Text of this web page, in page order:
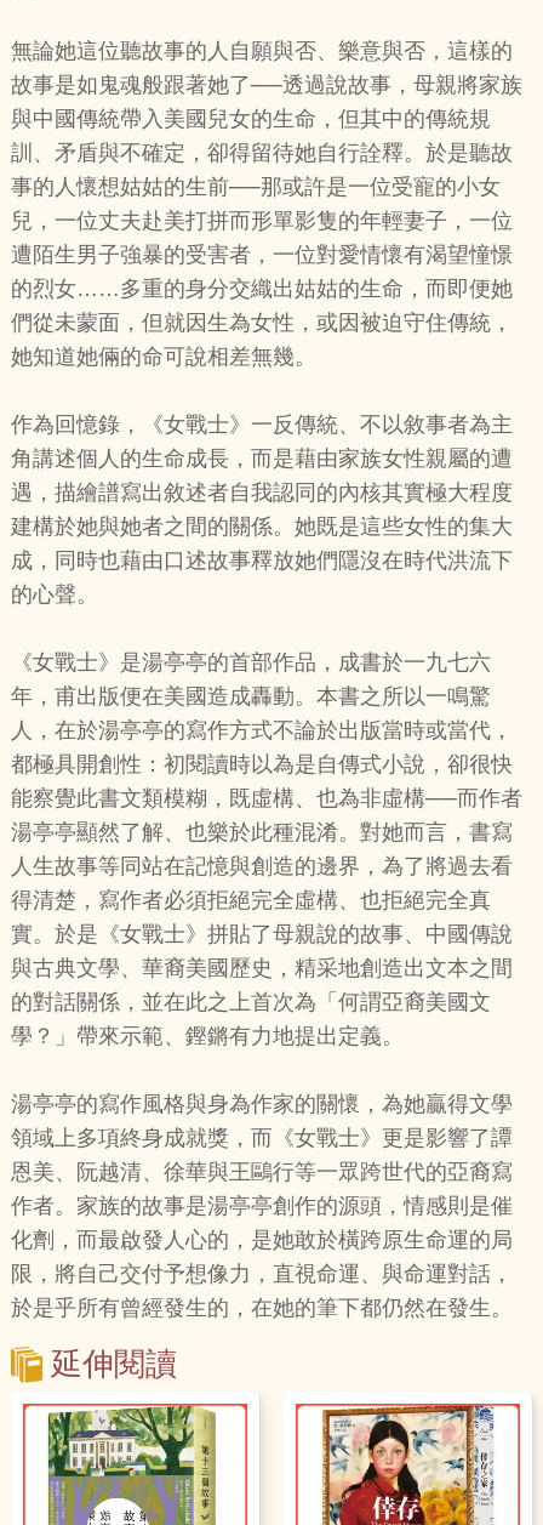
無論她這位聽故事的人自願與否、樂意與否，這樣的
故事是如鬼魂般跟著她了──透過說故事，母親將家族
與中國傳統帶入美國兒女的生命，但其中的傳統規
訓、矛盾與不確定，卻得留待她自行詮釋。於是聽故
事的人懷想姑姑的生前──那或許是一位受寵的小女
兒，一位丈夫赴美打拼而形單影隻的年輕妻子，一位
遭陌生男子強暴的受害者，一位對愛情懷有渴望憧憬
的烈女……多重的身分交織出姑姑的生命，而即便她
們從未蒙面，但就因生為女性，或因被迫守住傳統，
她知道她倆的命可說相差無幾。
作為回憶錄，《女戰士》一反傳統、不以敘事者為主
角講述個人的生命成長，而是藉由家族女性親屬的遭
遇，描繪譜寫出敘述者自我認同的內核其實極大程度
建構於她與她者之間的關係。她既是這些女性的集大
成，同時也藉由口述故事釋放她們隱沒在時代洪流下
的心聲。
《女戰士》是湯亭亭的首部作品，成書於一九七六
年，甫出版便在美國造成轟動。本書之所以一鳴驚
人，在於湯亭亭的寫作方式不論於出版當時或當代，
都極具開創性：初閱讀時以為是自傳式小說，卻很快
能察覺此書文類模糊，既虛構、也為非虛構──而作者
湯亭亭顯然了解、也樂於此種混淆。對她而言，書寫
人生故事等同站在記憶與創造的邊界，為了將過去看
得清楚，寫作者必須拒絕完全虛構、也拒絕完全真
實。於是《女戰士》拼貼了母親說的故事、中國傳說
與古典文學、華裔美國歷史，精采地創造出文本之間
的對話關係，並在此之上首次為「何謂亞裔美國文
學？」帶來示範、鏗鏘有力地提出定義。
湯亭亭的寫作風格與身為作家的關懷，為她贏得文學
領域上多項終身成就獎，而《女戰士》更是影響了譚
恩美、阮越清、徐華與王鷗行等一眾跨世代的亞裔寫
作者。家族的故事是湯亭亭創作的源頭，情感則是催
化劑，而最啟發人心的，是她敢於橫跨原生命運的局
限，將自己交付予想像力，直視命運、與命運對話，
於是乎所有曾經發生的，在她的筆下都仍然在發生。
延伸閱讀